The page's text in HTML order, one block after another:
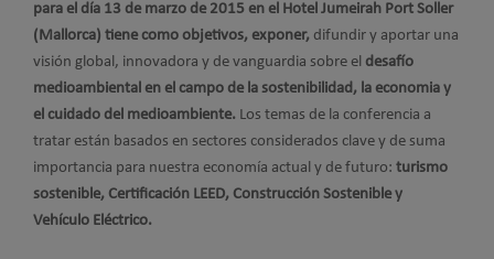
para el día 13 de marzo de 2015 en el Hotel Jumeirah Port Soller
(Mallorca) tiene como objetivos, exponer, difundir y aportar una
visión global, innovadora y de vanguardia sobre el desafío
medioambiental en el campo de la sostenibilidad, la economia y
el cuidado del medioambiente. Los temas de la conferencia a
tratar están basados en sectores considerados clave y de suma
importancia para nuestra economía actual y de futuro: turismo
sostenible, Certificación LEED, Construcción Sostenible y
Vehículo Eléctrico.